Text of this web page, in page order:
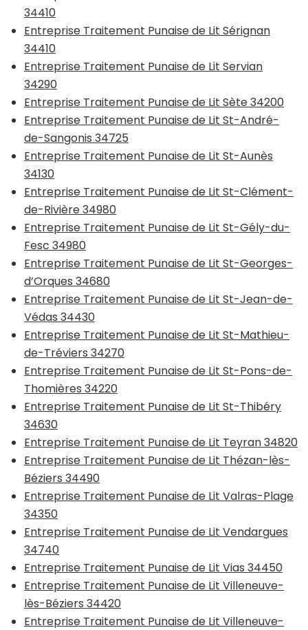
34410
Entreprise Traitement Punaise de Lit Sérignan
34410
Entreprise Traitement Punaise de Lit Servian
34290
Entreprise Traitement Punaise de Lit Sète 34200
Entreprise Traitement Punaise de Lit St-André-
de-Sangonis 34725
Entreprise Traitement Punaise de Lit St-Aunès
34130
Entreprise Traitement Punaise de Lit St-Clément-
de-Rivière 34980
Entreprise Traitement Punaise de Lit St-Gély-du-
Fesc 34980
Entreprise Traitement Punaise de Lit St-Georges-
d’Orques 34680
Entreprise Traitement Punaise de Lit St-Jean-de-
Védas 34430
Entreprise Traitement Punaise de Lit St-Mathieu-
de-Tréviers 34270
Entreprise Traitement Punaise de Lit St-Pons-de-
Thomières 34220
Entreprise Traitement Punaise de Lit St-Thibéry
34630
Entreprise Traitement Punaise de Lit Teyran 34820
Entreprise Traitement Punaise de Lit Thézan-lès-
Béziers 34490
Entreprise Traitement Punaise de Lit Valras-Plage
34350
Entreprise Traitement Punaise de Lit Vendargues
34740
Entreprise Traitement Punaise de Lit Vias 34450
Entreprise Traitement Punaise de Lit Villeneuve-
lès-Béziers 34420
Entreprise Traitement Punaise de Lit Villeneuve-